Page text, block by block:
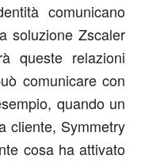
comunicano
soluzione Zscaler
queste relazioni
comunicare con
quando un
cliente, Symmetry
cosa ha attivato